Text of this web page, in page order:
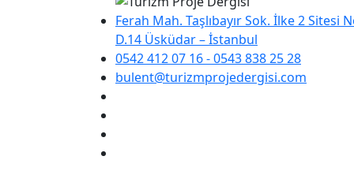
Ferah Mah. Taşlıbayır Sok. İlke 2 Sitesi
D.14 Üsküdar – İstanbul
0542 412 07 16 - 0543 838 25 28
bulent@turizmprojedergisi.com